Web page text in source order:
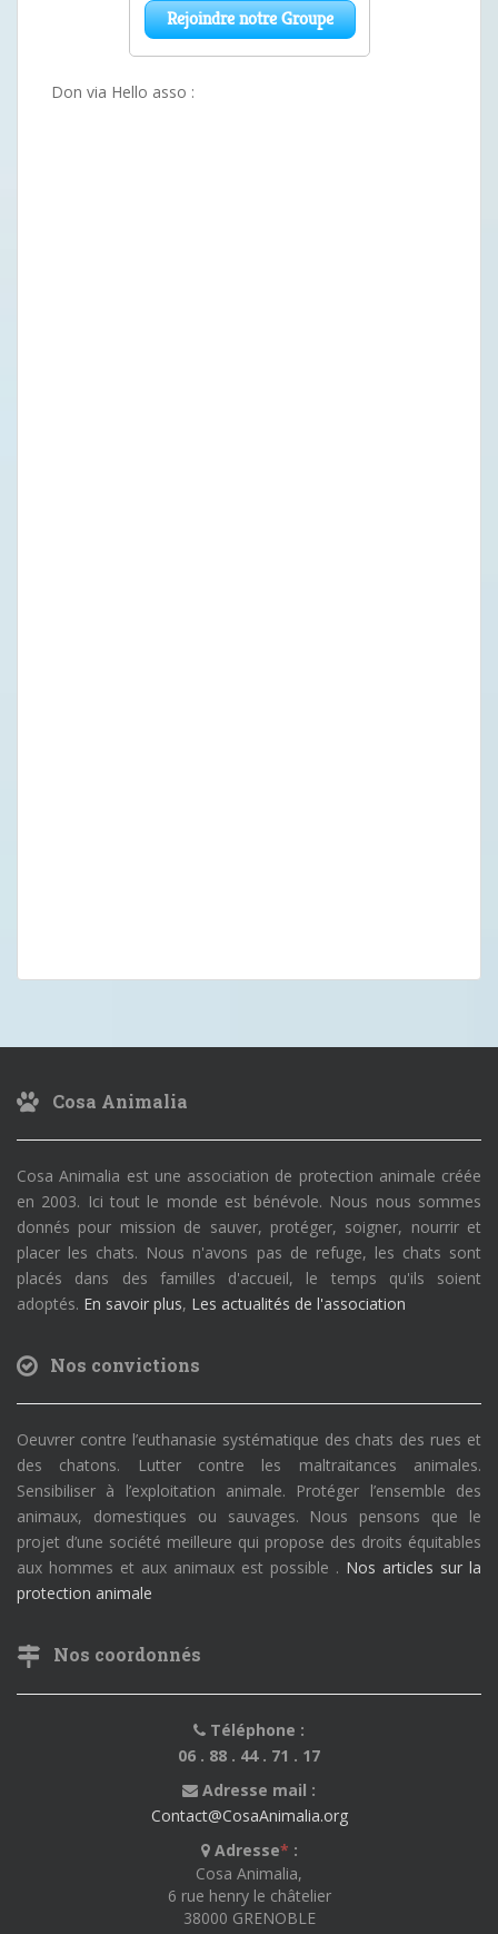
Don via Hello asso :
Cosa Animalia
Cosa Animalia est une association de protection animale créée
en 2003. Ici tout le monde est bénévole. Nous nous sommes
donnés pour mission de sauver, protéger, soigner, nourrir et
placer les chats. Nous n'avons pas de refuge, les chats sont
placés dans des familles d'accueil, le temps qu'ils soient
adoptés. En savoir plus, Les actualités de l'association
Nos convictions
Oeuvrer contre l’euthanasie systématique des chats des rues et
des chatons. Lutter contre les maltraitances animales.
Sensibiliser à l’exploitation animale. Protéger l’ensemble des
animaux, domestiques ou sauvages. Nous pensons que le
projet d’une société meilleure qui propose des droits équitables
aux hommes et aux animaux est possible . Nos articles sur la
protection animale
Nos coordonnés
Téléphone :
06 . 88 . 44 . 71 . 17
Adresse mail :
Contact@CosaAnimalia.org
Adresse* :
Cosa Animalia,
6 rue henry le châtelier
38000 GRENOBLE